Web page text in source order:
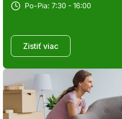
Po-Pia: 7:30 - 16:00
Zistiť viac